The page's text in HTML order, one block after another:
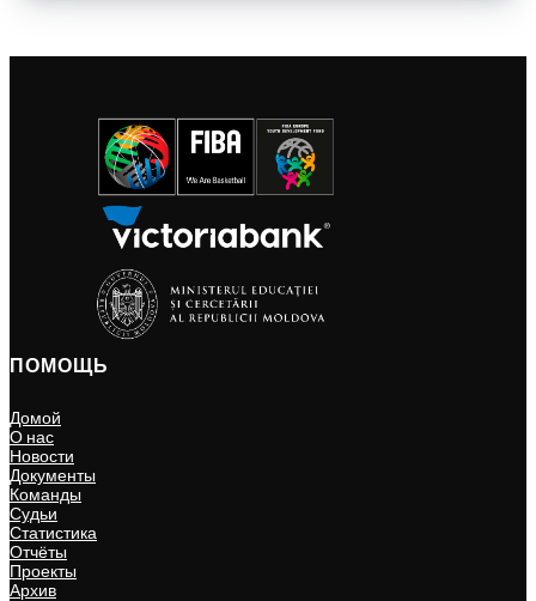
ПОМОЩЬ
Домой
О нас
Новости
Документы
Команды
Судьи
Статистика
Отчёты
Проекты
Архив